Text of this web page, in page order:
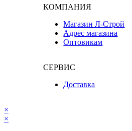
КОМПАНИЯ
Магазин Л-Строй
Адрес магазина
Оптовикам
СЕРВИС
Доставка
×
×